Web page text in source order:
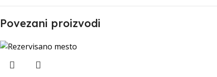
Povezani proizvodi